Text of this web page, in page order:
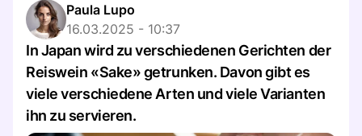
Paula Lupo
16.03.2025 - 10:37
In Japan wird zu verschiedenen Gerichten der
Reiswein «Sake» getrunken. Davon gibt es
viele verschiedene Arten und viele Varianten
ihn zu servieren.